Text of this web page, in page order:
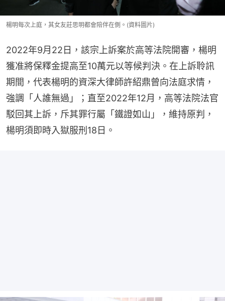
楊明每次上庭，其女友莊思明都會陪伴在側。(資料圖片)
2022年9月22日，該宗上訴案於高等法院開審，楊明
獲准將保釋金提高至10萬元以等候判決。在上訴聆訊
期間，代表楊明的資深大律師許紹鼎曾向法庭求情，
強調「人誰無過」；直至2022年12月，高等法院法官
駁回其上訴，斥其罪行屬「鐵證如山」，維持原判，
楊明須即時入獄服刑18日。